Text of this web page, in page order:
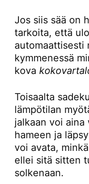
Jos siis sää on
tarkoita, että
automaattisesti
kymmenessä
kova
Toisaalta
lämpötilan
jalkaan voi
hameen ja
voi avata,
ellei sitä sitten
solkenaan.